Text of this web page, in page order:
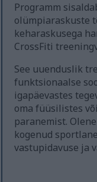
Programm
olümpiaraskuste
keharaskusega
CrossFiti
See uuenduslik
funktsionaalse
igapäevastes
oma füüsilistes
paranemist.
kogenud
vastupidavuse ja